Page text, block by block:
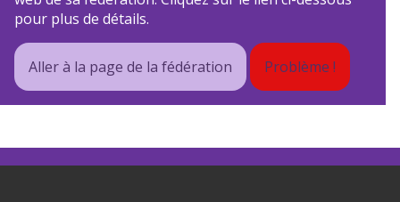
pour plus de détails.
Aller à la page de la fédération Problème !